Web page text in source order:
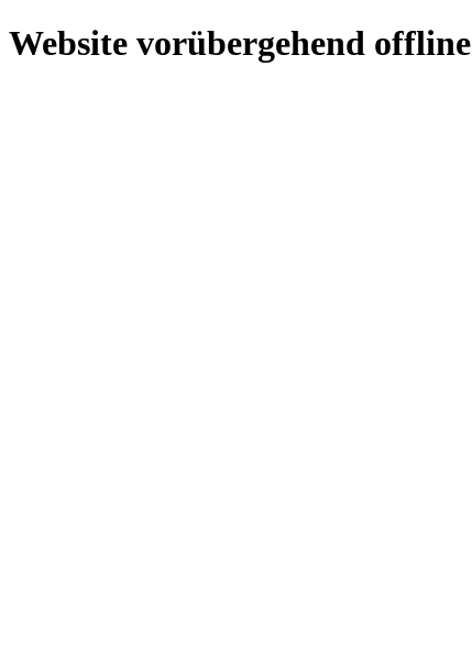
Website vorübergehend offline